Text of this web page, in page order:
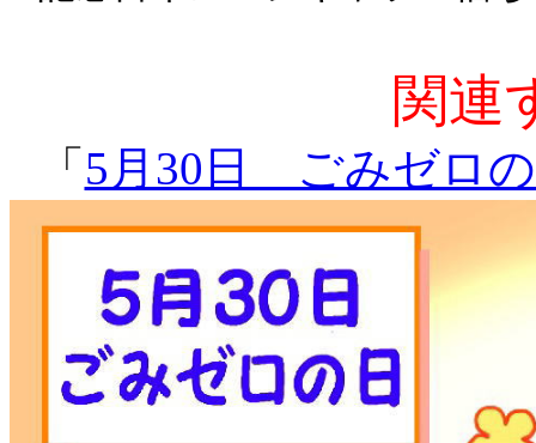
関連
「 5月30日 ごみゼロ